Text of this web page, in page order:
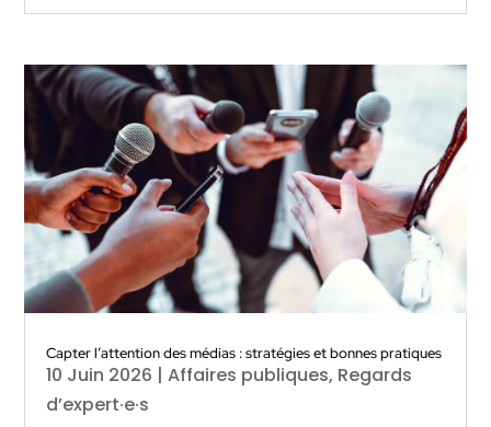
Capter l’attention des médias : stratégies et bonnes pratiques
10 Juin 2026 |Affaires publiques, Regards
d’expert·e·s